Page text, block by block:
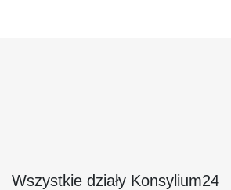
Wszystkie działy Konsylium24